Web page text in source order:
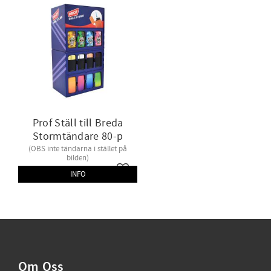
Prof Ställ till Breda
Stormtändare 80-p
(OBS inte tändarna i stället på
bilden)
INFO
Om Oss